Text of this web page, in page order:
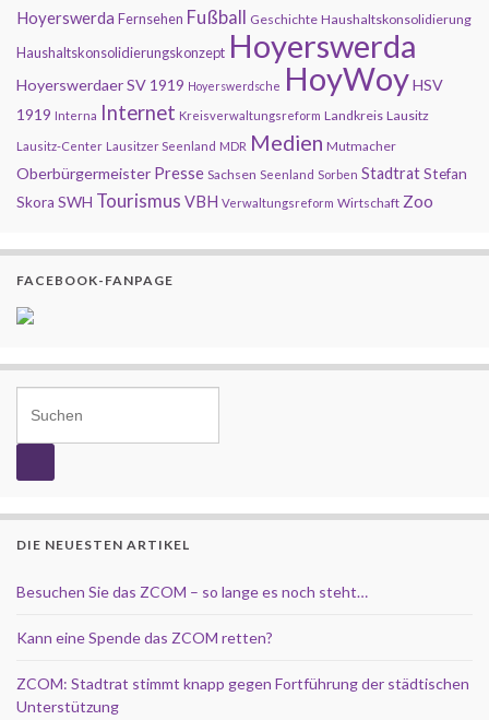
Hoyerswerda Fernsehen Fußball Geschichte Haushaltskonsolidierung
Haushaltskonsolidierungskonzept Hoyerswerda
Hoyerswerdaer SV 1919 Hoyerswerdsche HoyWoyHSV
1919 Interna Internet Kreisverwaltungsreform Landkreis Lausitz
Lausitz-Center Lausitzer Seenland MDR Medien Mutmacher
Oberbürgermeister Presse Sachsen Seenland Sorben StadtratStefan
Skora SWH Tourismus VBH Verwaltungsreform Wirtschaft Zoo
FACEBOOK-FANPAGE
DIE NEUESTEN ARTIKEL
Besuchen Sie das ZCOM – so lange es noch steht…
Kann eine Spende das ZCOM retten?
ZCOM: Stadtrat stimmt knapp gegen Fortführung der städtischen
Unterstützung